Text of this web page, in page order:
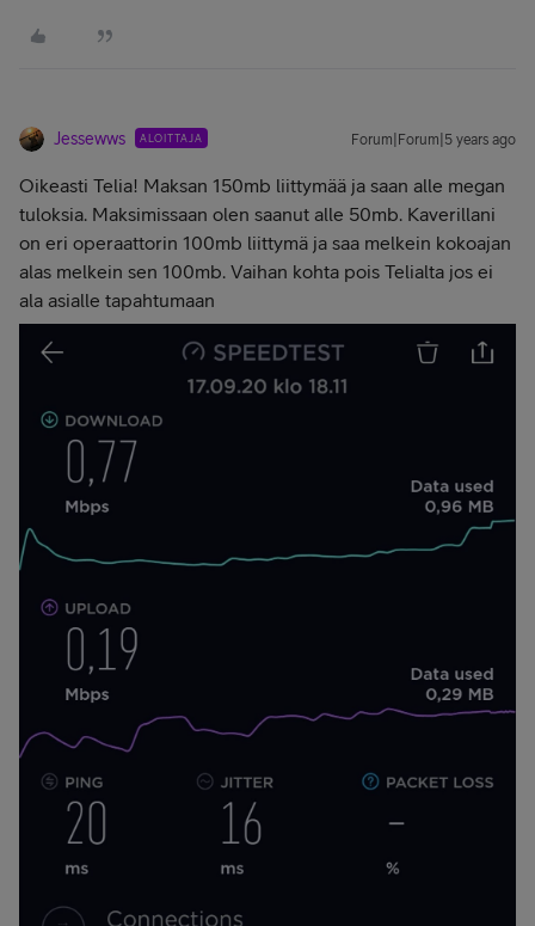
Jessewws ALOITTAJA Forum|Forum|5 years ago
Oikeasti Telia! Maksan 150mb liittymää ja saan alle megan
tuloksia. Maksimissaan olen saanut alle 50mb. Kaverillani
on eri operaattorin 100mb liittymä ja saa melkein kokoajan
alas melkein sen 100mb. Vaihan kohta pois Telialta jos ei
ala asialle tapahtumaan